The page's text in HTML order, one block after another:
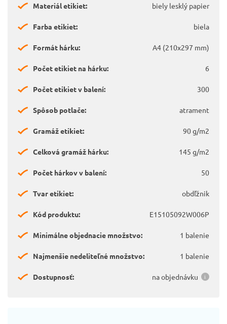
Materiál etikiet: biely lesklý papier
Farba etikiet: biela
Formát hárku: A4 (210x297 mm)
Počet etikiet na hárku: 6
Počet etikiet v balení: 300
Spôsob potlače: atrament
Gramáž etikiet: 90 g/m2
Celková gramáž hárku: 145 g/m2
Počet hárkov v balení: 50
Tvar etikiet: obdľžnik
Kód produktu: E15105092W006P
Minimálne objednacie množstvo: 1 balenie
Najmenšie nedeliteľné množstvo: 1 balenie
Dostupnosť: na objednávku